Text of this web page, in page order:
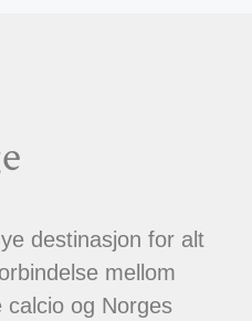
destinasjon for alt
mellom
calcio og Norges